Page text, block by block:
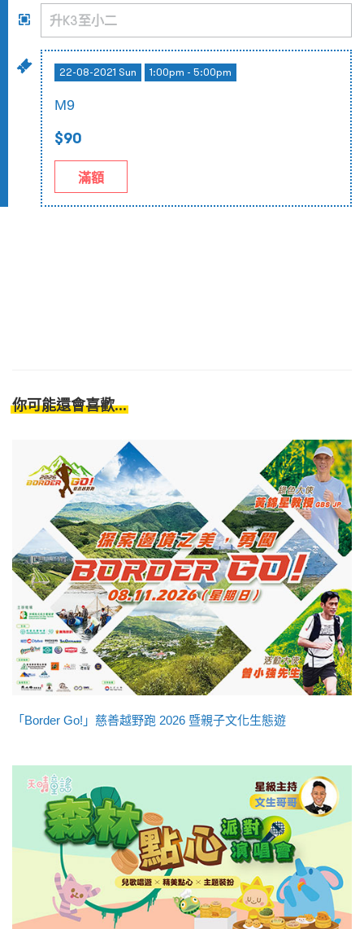
22-08-2021 Sun 1:00pm - 5:00pm
M9
$90
滿額
你可能還會喜歡...
「Border Go!」慈善越野跑 2026 暨親子文化生態遊